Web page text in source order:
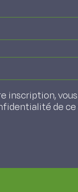
inscription,
de